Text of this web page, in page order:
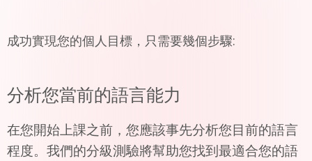
成功實現您的個人目標，只需要幾個步驟:
分析您當前的語言能力
在您開始上課之前，您應該事先分析您目前的語言
程度。我們的分級測驗將幫助您找到最適合您的語